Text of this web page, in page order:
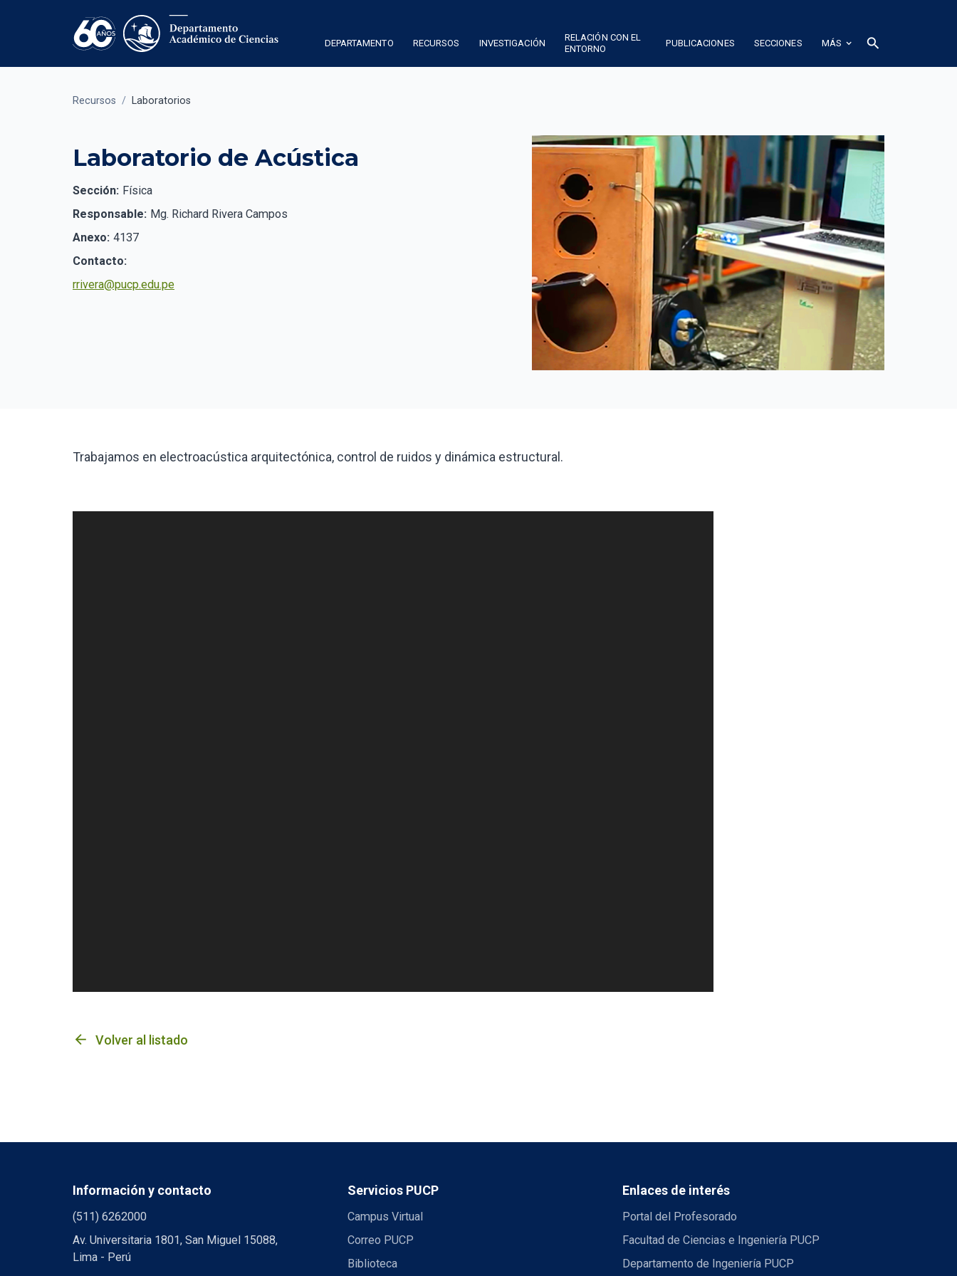
DEPARTAMENTO RECURSOS INVESTIGACIÓN
RELACIÓN CON EL
ENTORNO
PUBLICACIONES SECCIONES MÁS search
Recursos / Laboratorios
Laboratorio de Acústica
Sección: Física
Responsable: Mg. Richard Rivera Campos
Anexo: 4137
Contacto:
rrivera@pucp.edu.pe
Trabajamos en electroacústica arquitectónica, control de ruidos y dinámica estructural.
arrow_back Volver al listado
Información y contacto
(511) 6262000
Av. Universitaria 1801, San Miguel 15088,
Lima - Perú
Servicios PUCP
Campus Virtual
Correo PUCP
Biblioteca
Enlaces de interés
Portal del Profesorado
Facultad de Ciencias e Ingeniería PUCP
Departamento de Ingeniería PUCP